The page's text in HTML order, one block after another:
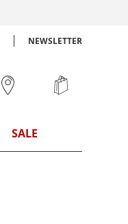
NEWSLETTER
SALE